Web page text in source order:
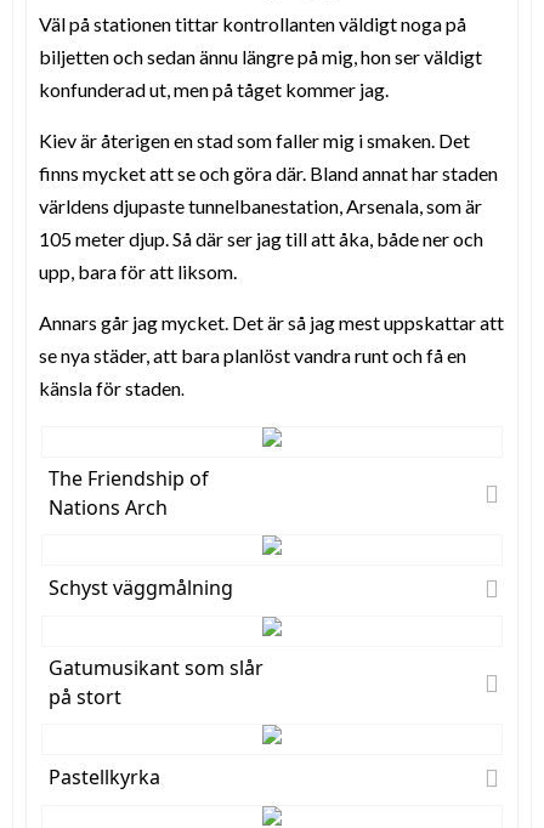
Väl på stationen tittar kontrollanten väldigt noga på
biljetten och sedan ännu längre på mig, hon ser väldigt
konfunderad ut, men på tåget kommer jag.
Kiev är återigen en stad som faller mig i smaken. Det
finns mycket att se och göra där. Bland annat har staden
världens djupaste tunnelbanestation, Arsenala, som är
105 meter djup. Så där ser jag till att åka, både ner och
upp, bara för att liksom.
Annars går jag mycket. Det är så jag mest uppskattar att
se nya städer, att bara planlöst vandra runt och få en
känsla för staden.
The Friendship of
Nations Arch
Schyst väggmålning
Gatumusikant som slår
på stort
Pastellkyrka